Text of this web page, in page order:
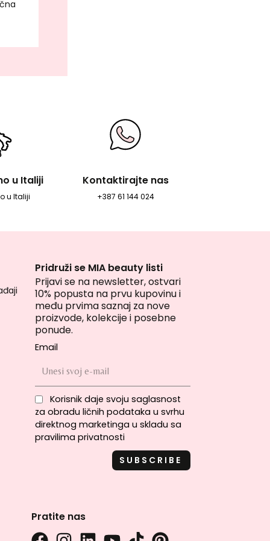
u Italiji
u Italiji
Kontaktirajte nas
+387 61 144 024
Pridruži se MIA beauty listi
Prijavi se na newsletter, ostvari
10% popusta na prvu kupovinu i
među prvima saznaj za nove
proizvode, kolekcije i posebne
ponude.
Email
Korisnik daje svoju saglasnost
za obradu ličnih podataka u svrhu
direktnog marketinga u skladu sa
pravilima privatnosti
Pratite nas